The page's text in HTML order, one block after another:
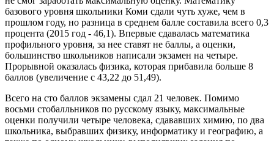
базового уровня школьники Коми сдали чуть хуже, чем в
прошлом году, но разница в среднем балле составила всего 0,3
процента (2015 год - 46,1). Впервые сдавалась математика
профильного уровня, за нее ставят не баллы, а оценки,
большинство школьников написали экзамен на четыре.
Прорывной оказалась физика, которая прибавила больше 8
баллов (увеличение с 43,22 до 51,49).
Всего на сто баллов экзамены сдал 21 человек. Помимо
восьми стобалльников по русскому языку, максимальные
оценки получили четыре человека, сдававших химию, по два
школьника, выбравших физику, информатику и географию, а